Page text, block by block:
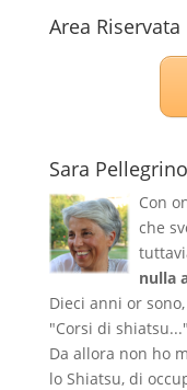
Area Riservata
Sara Pellegrino
Con
che
nulla
Dieci anni or
"Corsi di shiatsu..."
Da allora non ho
lo Shiatsu, di